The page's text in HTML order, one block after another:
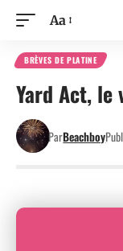
Aa
BRÈVES DE PLATINE
Yard Act, le
ParBeachboy